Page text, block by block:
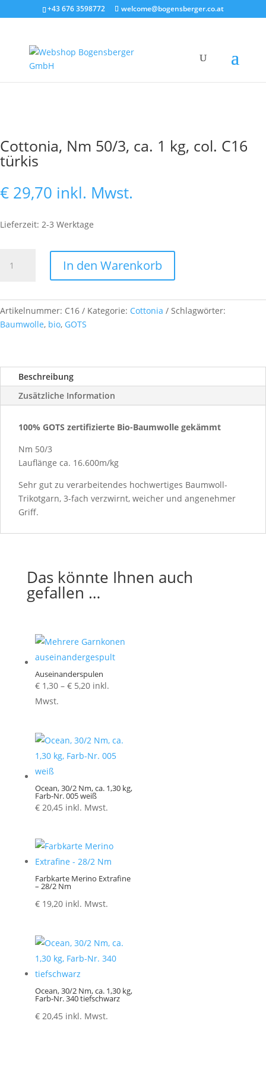
+43 676 3598772 welcome@bogensberger.co.at
Cottonia, Nm 50/3, ca. 1 kg, col. C16
türkis
€ 29,70 inkl. Mwst.
Lieferzeit: 2-3 Werktage
Nm
1
kg,
türkis
Menge
In den Warenkorb
Artikelnummer: C16 Kategorie: Cottonia
Schlagwörter:
Baumwolle, bio, GOTS
Beschreibung
Zusätzliche Information
100% GOTS zertifizierte Bio-Baumwolle gekämmt
Nm 50/3
Lauflänge ca. 16.600m/kg
Sehr gut zu verarbeitendes hochwertiges Baumwoll-
Trikotgarn, 3-fach verzwirnt, weicher und angenehmer
Griff.
Das könnte Ihnen auch
gefallen …
Auseinanderspulen
€1,30 – €5,20Preisspanne:
inkl.
Mwst.
Ocean, 30/2 Nm, ca. 1,30 kg,
Farb-Nr. 005 weiß
€20,45 inkl. Mwst.
Farbkarte Merino Extrafine
– 28/2 Nm
€19,20 inkl. Mwst.
Ocean, 30/2 Nm, ca. 1,30 kg,
Farb-Nr. 340 tiefschwarz
€20,45 inkl. Mwst.